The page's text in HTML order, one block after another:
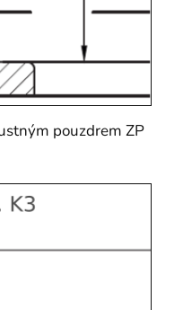
pouzdrem ZP